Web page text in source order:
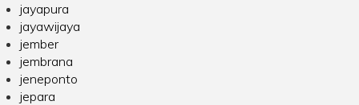
jayapura
jayawijaya
jember
jembrana
jeneponto
jepara